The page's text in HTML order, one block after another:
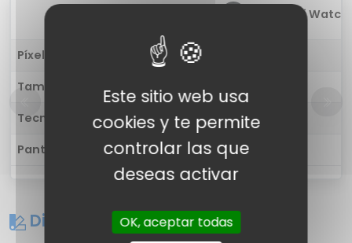
Xiaomi Mi Watch
Píxel por pulgada
Tamaño
Tecnología
Color AMOLED
Pantalla táctil
Sí, Multi Touch
Diseño
Este sitio web usa
cookies y te permite
controlar las que
deseas activar
OK, aceptar todas